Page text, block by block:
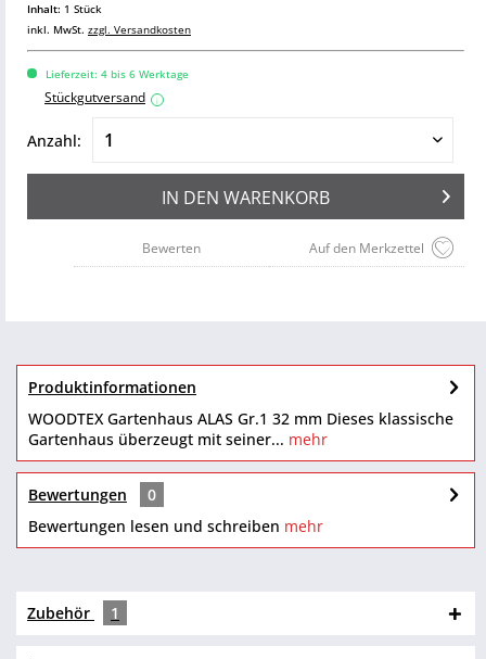
Inhalt: 1 Stück
inkl. MwSt. zzgl. Versandkosten
Lieferzeit: 4 bis 6 Werktage
Stückgutversand i
Anzahl:
IN DEN WARENKORB
Auf den Merkzettel
Bewerten
Produktinformationen
WOODTEX Gartenhaus ALAS Gr.1 32 mm Dieses klassische
Gartenhaus überzeugt mit seiner... mehr
Bewertungen
0
Bewertungen lesen und schreiben mehr
Zubehör 1